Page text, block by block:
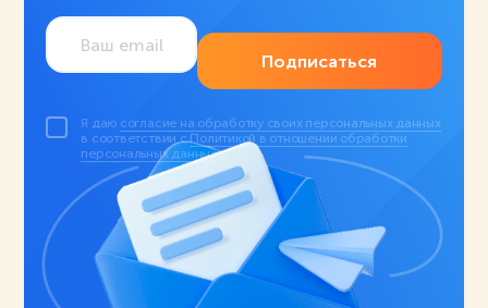
Подписаться
Я даю согласие на обработку своих персональных данных
в соответствии сПолитикой в отношении обработки
персональных данных.